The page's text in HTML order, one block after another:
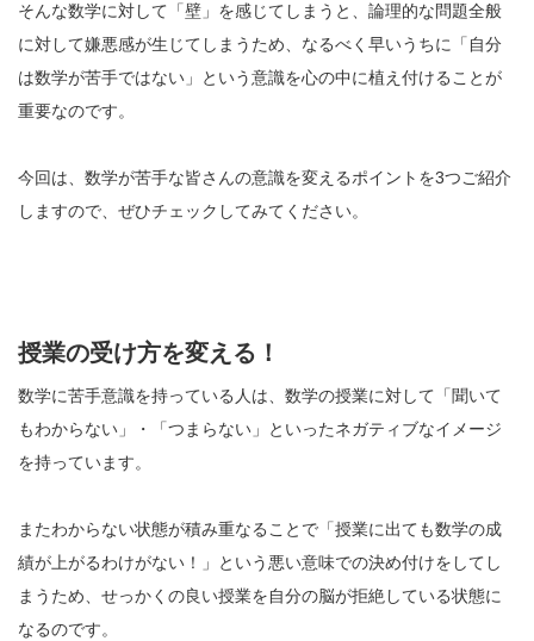
そんな数学に対して「壁」を感じてしまうと、論理的な問題全般
に対して嫌悪感が生じてしまうため、なるべく早いうちに「自分
は数学が苦手ではない」という意識を心の中に植え付けることが
重要なのです。
今回は、数学が苦手な皆さんの意識を変えるポイントを3つご紹介
しますので、ぜひチェックしてみてください。
授業の受け方を変える！
数学に苦手意識を持っている人は、数学の授業に対して「聞いて
もわからない」・「つまらない」といったネガティブなイメージ
を持っています。
またわからない状態が積み重なることで「授業に出ても数学の成
績が上がるわけがない！」という悪い意味での決め付けをしてし
まうため、せっかくの良い授業を自分の脳が拒絶している状態に
なるのです。